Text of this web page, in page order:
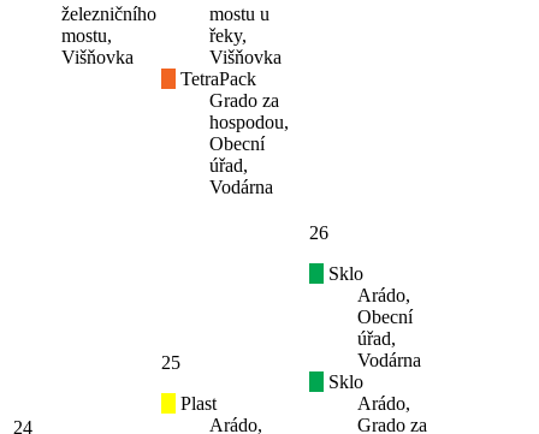
železničního
mostu,
Višňovka
mostu u
řeky,
Višňovka
TetraPack
Grado za
hospodou,
Obecní
úřad,
Vodárna
24
25
Plast
Arádo,
26
Sklo
Arádo,
Obecní
úřad,
Vodárna
Sklo
Arádo,
Grado za